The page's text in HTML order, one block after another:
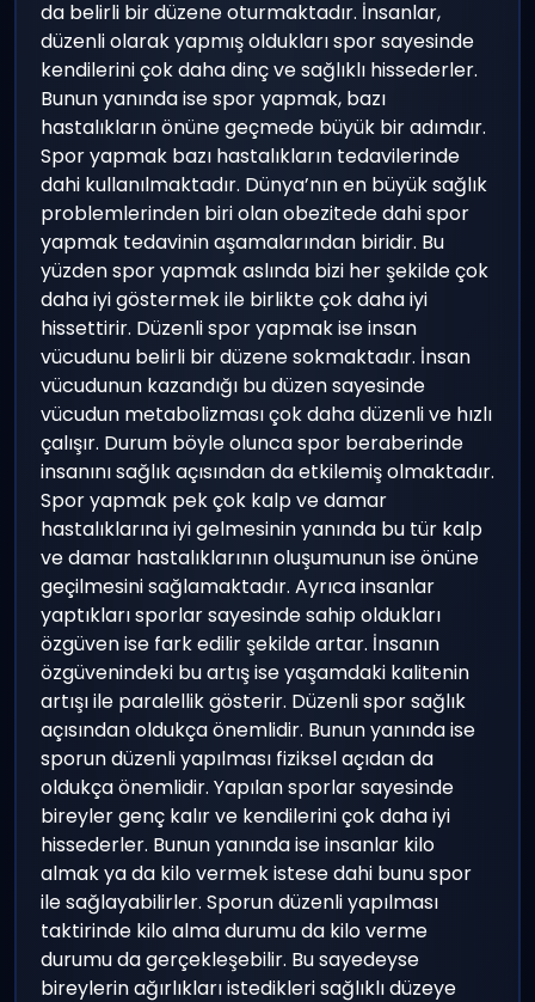
da belirli bir düzene oturmaktadır. İnsanlar,
düzenli olarak yapmış oldukları spor sayesinde
kendilerini çok daha dinç ve sağlıklı hissederler.
Bunun yanında ise spor yapmak, bazı
hastalıkların önüne geçmede büyük bir adımdır.
Spor yapmak bazı hastalıkların tedavilerinde
dahi kullanılmaktadır. Dünya’nın en büyük sağlık
problemlerinden biri olan obezitede dahi spor
yapmak tedavinin aşamalarından biridir. Bu
yüzden spor yapmak aslında bizi her şekilde çok
daha iyi göstermek ile birlikte çok daha iyi
hissettirir. Düzenli spor yapmak ise insan
vücudunu belirli bir düzene sokmaktadır. İnsan
vücudunun kazandığı bu düzen sayesinde
vücudun metabolizması çok daha düzenli ve hızlı
çalışır. Durum böyle olunca spor beraberinde
insanını sağlık açısından da etkilemiş olmaktadır.
Spor yapmak pek çok kalp ve damar
hastalıklarına iyi gelmesinin yanında bu tür kalp
ve damar hastalıklarının oluşumunun ise önüne
geçilmesini sağlamaktadır. Ayrıca insanlar
yaptıkları sporlar sayesinde sahip oldukları
özgüven ise fark edilir şekilde artar. İnsanın
özgüvenindeki bu artış ise yaşamdaki kalitenin
artışı ile paralellik gösterir. Düzenli spor sağlık
açısından oldukça önemlidir. Bunun yanında ise
sporun düzenli yapılması fiziksel açıdan da
oldukça önemlidir. Yapılan sporlar sayesinde
bireyler genç kalır ve kendilerini çok daha iyi
hissederler. Bunun yanında ise insanlar kilo
almak ya da kilo vermek istese dahi bunu spor
ile sağlayabilirler. Sporun düzenli yapılması
taktirinde kilo alma durumu da kilo verme
durumu da gerçekleşebilir. Bu sayedeyse
bireylerin ağırlıkları istedikleri sağlıklı düzeye